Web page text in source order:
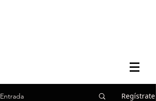
Entrada Regístrate